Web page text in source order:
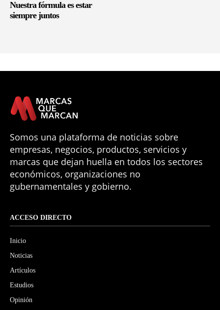
Nuestra fórmula es estar
siempre juntos
Somos una plataforma de noticias sobre
empresas, negocios, productos, servicios y
marcas que dejan huella en todos los sectores
económicos, organizaciones no
gubernamentales y gobierno.
ACCESO DIRECTO
Inicio
Noticias
Artículos
Estudios
Opinión